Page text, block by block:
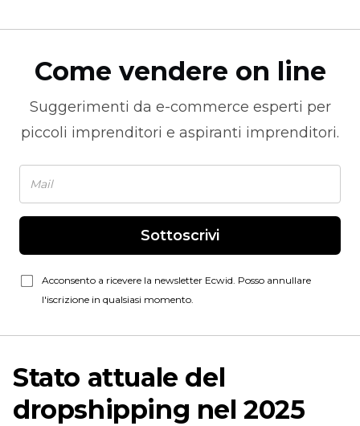
Come vendere on line
Suggerimenti da e-commerce esperti per
piccoli imprenditori e aspiranti imprenditori.
Sottoscrivi
Acconsento a ricevere la newsletter Ecwid. Posso annullare
l'iscrizione in qualsiasi momento.
Stato attuale del
dropshipping nel 2025